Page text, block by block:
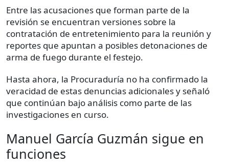
Entre las acusaciones que forman parte de la
revisión se encuentran versiones sobre la
contratación de entretenimiento para la reunión y
reportes que apuntan a posibles detonaciones de
arma de fuego durante el festejo.
Hasta ahora, la Procuraduría no ha confirmado la
veracidad de estas denuncias adicionales y señaló
que continúan bajo análisis como parte de las
investigaciones en curso.
Manuel García Guzmán sigue en
funciones